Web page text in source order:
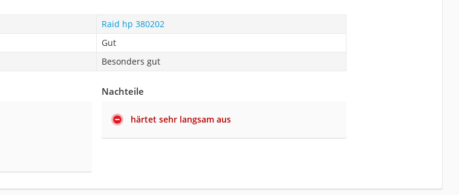
Raid hp 380202
Gut
Besonders gut
Nachteile
härtet sehr langsam aus